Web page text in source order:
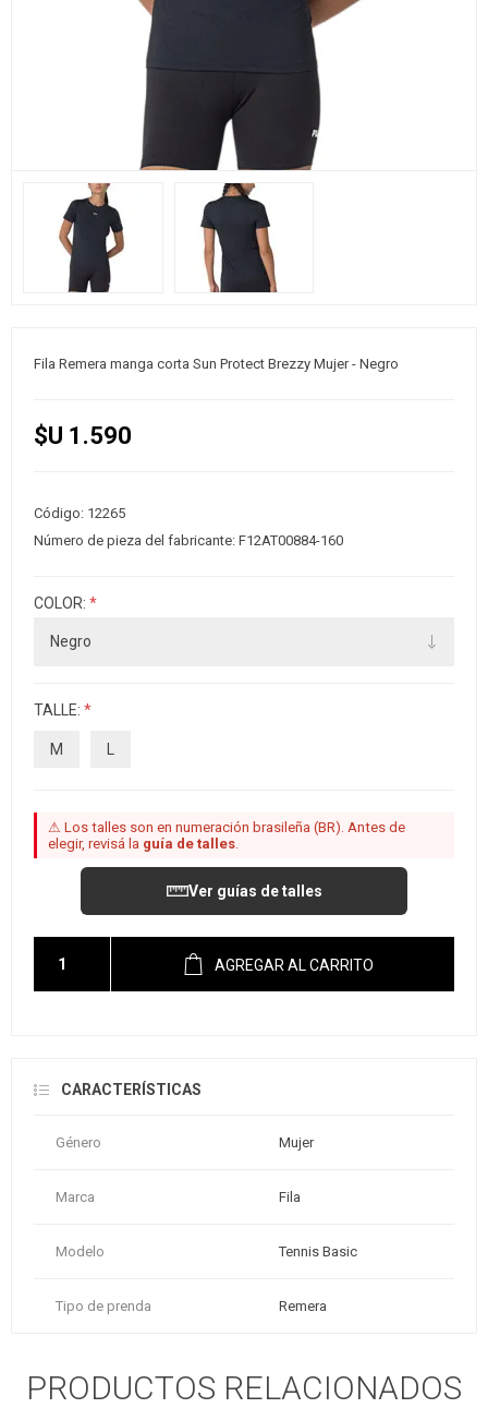
Fila Remera manga corta Sun Protect Brezzy Mujer - Negro
$U 1.590
Código: 12265
Número de pieza del fabricante: F12AT00884-160
COLOR: *
TALLE: *
M L
⚠ Los talles son en numeración brasileña (BR). Antes de
elegir, revisá la guía de talles
Ver guías de talles
AGREGAR AL CARRITO
CARACTERÍSTICAS
Género Mujer
Marca Fila
Modelo Tennis Basic
Tipo de prenda Remera
PRODUCTOS RELACIONADOS